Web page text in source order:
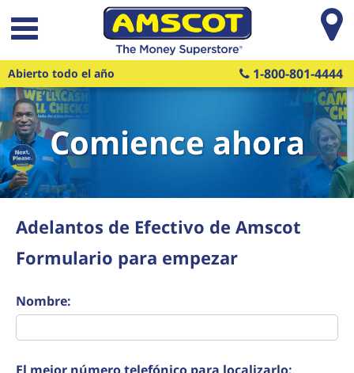
Saltar al contenido principal
Abierto todo el año 1-800-801-4444
Comience ahora
Adelantos de Efectivo de Amscot
Formulario para empezar
Nombre: